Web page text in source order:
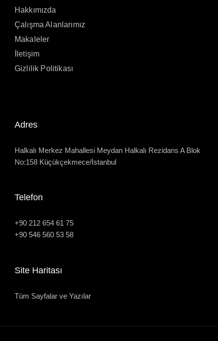
Hakkımızda
Çalışma Alanlarımız
Makaleler
İletişim
Gizlilik Politikası
Adres
Halkalı Merkez Mahallesi Meydan Halkalı Rezidans A Blok
No:158 Küçükçekmece/İstanbul
Telefon
+90 212 654 61 75
+90 546 560 53 58
Site Haritası
Tüm Sayfalar ve Yazılar